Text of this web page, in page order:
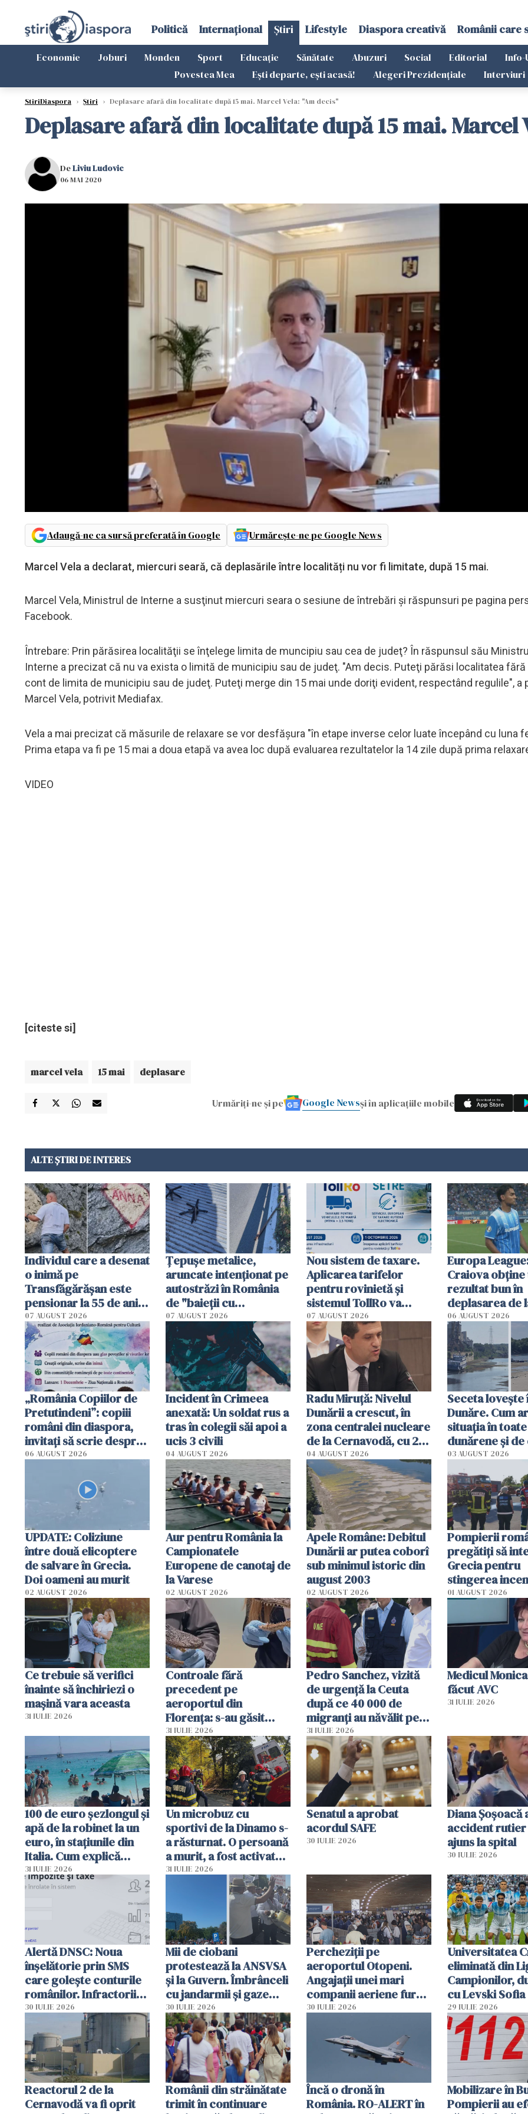
Politică Internațional Știri Lifestyle Diaspora creativă Românii care
Economie Joburi Monden Sport Educație Sănătate Abuzuri Social Editorial Info-
Povestea Mea
Ești departe, ești acasă! Alegeri Prezidențiale Interviuri
StiriDiaspora › Știri › Deplasare afară din localitate după 15 mai. Marcel Vela: "Am decis"
Deplasare afară din localitate după 15 mai. Marcel
DeLiviu Ludovic
06 MAI 2020
Adaugă-ne ca sursă preferată în Google Urmărește-ne pe Google News
Marcel Vela a declarat, miercuri seară, că deplasările între localități nu vor fi limitate, după 15 mai.
Marcel Vela, Ministrul de Interne a susţinut miercuri seara o sesiune de întrebări şi răspunsuri pe pagina
Facebook.
Întrebare: Prin părăsirea localităţii se înţelege limita de muncipiu sau cea de judeţ? În răspunsul său
Interne a precizat că nu va exista o limită de municipiu sau de judeţ. "Am decis. Puteţi părăsi localitatea fără
cont de limita de municipiu sau de judeţ. Puteţi merge din 15 mai unde doriţi evident, respectând regulile", a
Marcel Vela, potrivit Mediafax.
Vela a mai precizat că măsurile de relaxare se vor desfăşura "în etape inverse celor luate începând cu luna
Prima etapa va fi pe 15 mai a doua etapă va avea loc după evaluarea rezultatelor la 14 zile după prima
VIDEO
[citeste si]
marcel vela 15 mai deplasare
Urmăriți-ne și pe Google Newsși în aplicațiile mobile
ALTE ȘTIRI DE INTERES
Individul care a desenat
o inimă pe
Transfăgărășan este
pensionar la 55 de ani.
Poliția l-a identificat
07 AUGUST 2026
Țepușe metalice,
aruncate intenționat pe
autostrăzi în România
de "baieții cu
platforme": "Mi-au
cerut 1200 lei să mă
tracteze"
07 AUGUST 2026
Nou sistem de taxare.
Aplicarea tarifelor
pentru rovinietă şi
sistemul TollRo va
începe la 1 octombrie
07 AUGUST 2026
Europa
Craiova obține
rezultat bun în
deplasarea de
06 AUGUST 2026
„România Copiilor de
Pretutindeni”: copiii
români din diaspora,
invitați să scrie despre
România într-un volum
06 AUGUST 2026
Incident în Crimeea
anexată: Un soldat rus a
tras în colegii săi apoi a
ucis 3 civili
04 AUGUST 2026
Radu Miruţă: Nivelul
Dunării a crescut, în
zona centralei nucleare
de la Cernavodă, cu 2
cm faţă de ziua trecută
04 AUGUST 2026
Seceta
Dunăre. Cum
situația în
dunărene și de
România
efectele, deși a
în iulie
03 AUGUST 2026
UPDATE: Coliziune
între două elicoptere
de salvare în Grecia.
Doi oameni au murit
02 AUGUST 2026
Aur pentru România la
Campionatele
Europene de canotaj de
la Varese
02 AUGUST 2026
Apele Române: Debitul
Dunării ar putea coborî
sub minimul istoric din
august 2003
02 AUGUST 2026
Pompierii
pregătiţi să
Grecia pentru
stingerea
01 AUGUST 2026
Ce trebuie să verifici
înainte să închiriezi o
mașină vara aceasta
31 IULIE 2026
Controale fără
precedent pe
aeroportul din
Florența: s-au găsit
capete de aligator și o
sumă imensă de bani
31 IULIE 2026
Pedro Sanchez, vizită
de urgență la Ceuta
după ce 40 000 de
migranți au năvălit pe
teritoriul spaniol: „Vom
mobiliza toate
resursele"
31 IULIE 2026
Medicul
făcut AVC
31 IULIE 2026
100 de euro șezlongul și
apă de la robinet la un
euro, în stațiunile din
Italia. Cum explică
autoritățile
31 IULIE 2026
Un microbuz cu
sportivi de la Dinamo s-
a răsturnat. O persoană
a murit, a fost activat
planul roșu de
31 IULIE 2026
Senatul a aprobat
acordul SAFE
30 IULIE 2026
Diana Șoșoacă
accident rutier
ajuns la spital
30 IULIE 2026
Alertă DNSC: Noua
înșelătorie prin SMS
care golește conturile
românilor. Infractorii
folosesc numele
Ghișeul.ro și al Poliției
Române
30 IULIE 2026
Mii de ciobani
protestează la ANSVSA
și la Guvern. Îmbrânceli
cu jandarmii și gaze
lacrimogene
30 IULIE 2026
Percheziții pe
aeroportul Otopeni.
Angajații unei mari
companii aeriene furau
parfumuri, ceasuri și
vânzării
30 IULIE 2026
Universitatea
eliminată din
Campionilor,
cu Levski Sofia
29 IULIE 2026
Reactorul 2 de la
Cernavodă va fi oprit
Românii din străinătate
trimit în continuare
Încă o dronă în
România. RO-ALERT în
Mobilizare în
Pompierii au